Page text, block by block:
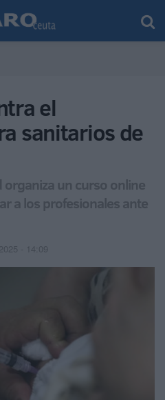
el
sanitarios de
organiza un curso online
a los profesionales ante
2025 - 14:09